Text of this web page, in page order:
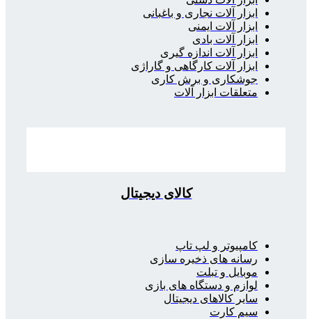
ابزار آلات نجاری و باغبانی
ابزار آلات ایمنی
ابزار آلات بادی
ابزار آلات اندازه گیری
ابزار آلات کارگاهی و گاراژی
جوشکاری و برش کاری
متعلقات ابزار آلات
کالای دیجیتال
کامپیوتر و لپ تاپ
رسانه های ذخیره سازی
موبایل و تبلت
لوازم و دستگاه های بازی
سایر کالاهای دیجیتال
سیم کارت